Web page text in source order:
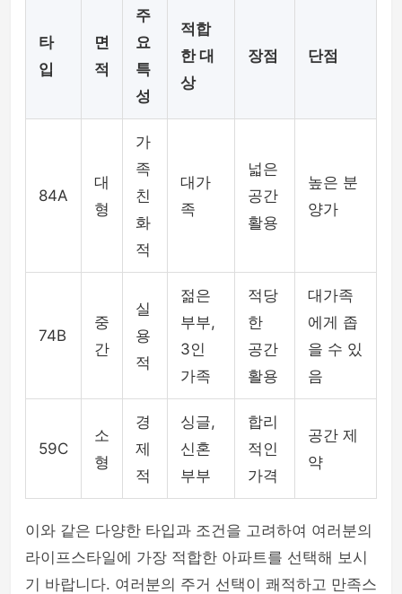
타
입
면
적
주
요
특
성
적합
한 대
상
장점 단점
84A
대
형
가
족
친
화
적
대가
족
넓은
공간
활용
높은 분
양가
74B
중
간
실
용
적
젊은
부부,
3인
가족
적당
한
공간
활용
대가족
에게 좁
을 수 있
음
59C
소
형
경
제
적
싱글,
신혼
부부
합리
적인
가격
공간 제
약
이와 같은 다양한 타입과 조건을 고려하여 여러분의
라이프스타일에 가장 적합한 아파트를 선택해 보시
기 바랍니다. 여러분의 주거 선택이 쾌적하고 만족스